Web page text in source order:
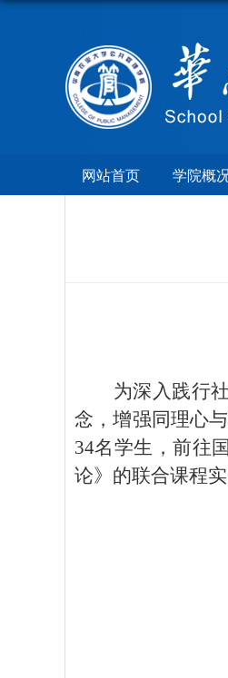
网站首页 学院概
为深入践行
念，增强同理心
34名学生，前往
论》的联合课程